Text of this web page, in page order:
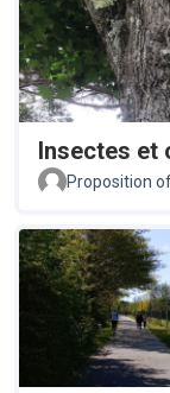
Insectes et
Proposition